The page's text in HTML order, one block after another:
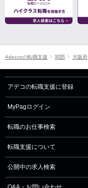
Adeccoの転職支援 関西 大阪府
アデコの転職支援に登録
MyPagログイン
転職のお仕事検索
転職支援について
公開中の求人検索